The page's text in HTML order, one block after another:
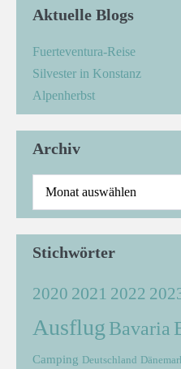
Aktuelle Blogs
Fuerteventura-Reise
Silvester in Konstanz
Alpenherbst
Archiv
Stichwörter
2020 2021 2022
Ausflug Bavaria
Camping Deutschland